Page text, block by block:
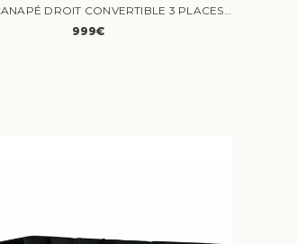
OWEN - CANAPÉ DROIT CONVERTIBLE 3 PLACES VELOURS ROUILLE
999€